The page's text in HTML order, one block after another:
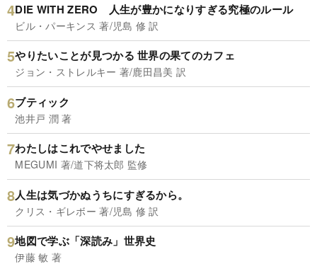
DIE WITH ZERO 人生が豊かになりすぎる究極のルール
ビル・パーキンス 著/児島 修 訳
やりたいことが見つかる 世界の果てのカフェ
ジョン・ストレルキー 著/鹿田昌美 訳
ブティック
池井戸 潤 著
わたしはこれでやせました
MEGUMI 著/道下将太郎 監修
人生は気づかぬうちにすぎるから。
クリス・ギレボー 著/児島 修 訳
地図で学ぶ「深読み」世界史
伊藤 敏 著